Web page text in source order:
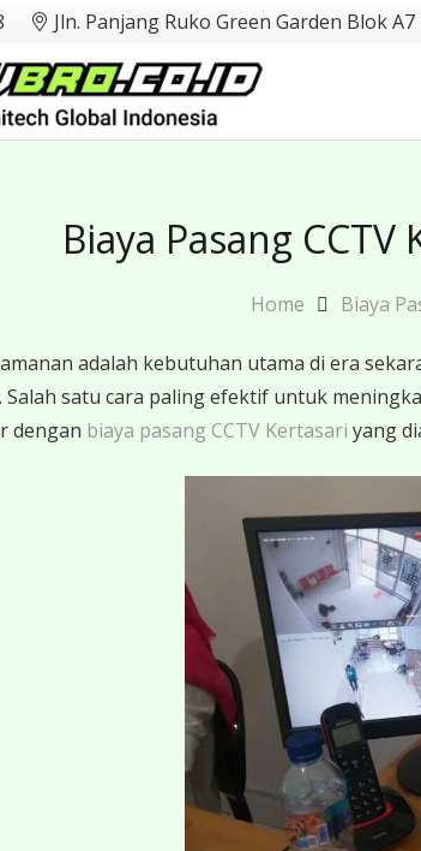
Jln. Panjang Ruko Green Garden Blok
Biaya Pasang
Home Biaya
adalah kebutuhan utama di era
satu cara paling efektif untuk
dengan biaya pasang CCTV Kertasari yang